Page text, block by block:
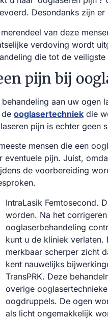
Desondanks zijn
van deze
verdoving wordt
die tot de
pijn bij
behandeling aan uw ogen
ooglasertechniek die
pijn is echter geen
mensen die een
eventuele pijn. Juist,
de voorbereiding
IntraLasik Femtosecond.
worden. Na het
ooglaserbehandeling
kunt u de kliniek verlaten.
merkbaar scherper zicht
kent nauwelijks
TransPRK. Deze
overige
oogdruppels. De ogen
als licht ongemakkelijk